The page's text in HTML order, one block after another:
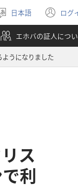
言
語
を
選
ぶ
日本語 ログ
（新
し
い
タ
で
エホバの証人につ
うになりました
ス
利